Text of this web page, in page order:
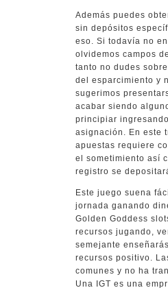
Además puedes
sin depósitos
eso. Si todavía no
olvidemos campos
tanto no dudes
del esparcimiento y
sugerimos
acabar siendo
principiar
asignación. En este
apuestas requiere
el sometimiento así­
registro se
Este juego suena
jornada ganando
Golden Goddess
recursos jugando,
semejante
recursos positivo.
comunes y no ha
Una IGT es una